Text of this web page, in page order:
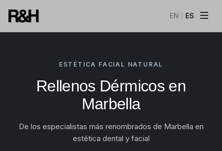
EN ES
ESTÉTICA FACIAL NATURAL
Rellenos Dérmicos en
Marbella
De los especialistas más renombrados de Marbella en
estética dental y facial